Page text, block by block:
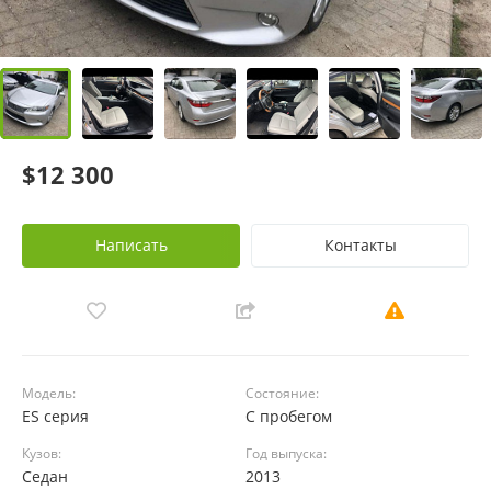
$12 300
Написать Контакты
Модель:
ES серия
Состояние:
С пробегом
Кузов:
Седан
Год выпуска:
2013